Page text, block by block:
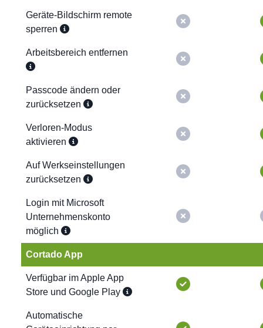
Geräte-Bildschirm remote
sperren
Arbeitsbereich entfernen
Passcode ändern oder
zurücksetzen
Verloren-Modus
aktivieren
Auf Werkseinstellungen
zurücksetzen
Login mit Microsoft
Unternehmenskonto
möglich
Cortado App
Verfügbar im Apple App
Store und Google Play
Automatische